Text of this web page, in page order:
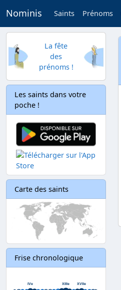
Nominis Saints Prénoms
La fête
des
prénoms !
Les saints dans votre
poche !
Carte des saints
Frise chronologique